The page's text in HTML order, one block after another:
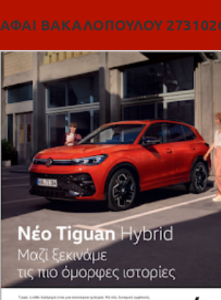
ΑΦΑΙ ΒΑΚΑΛΟΠΟΥΛΟΥ